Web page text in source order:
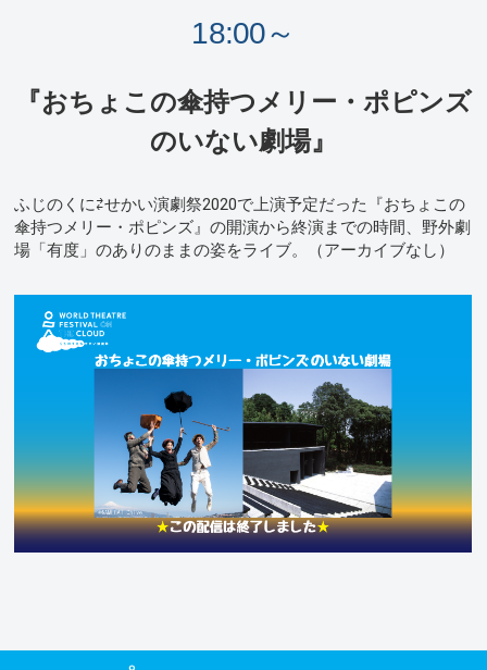
18:00～
『おちょこの傘持つメリー・ポピンズ
のいない劇場』
ふじのくに⇄せかい演劇祭2020で上演予定だった『おちょこの
傘持つメリー・ポピンズ』の開演から終演までの時間、野外劇
場「有度」のありのままの姿をライブ。（アーカイブなし）